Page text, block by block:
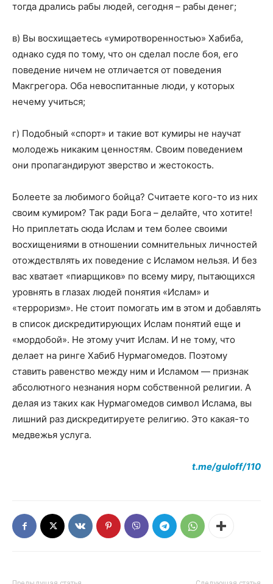
тогда дрались рабы людей, сегодня – рабы денег;
в) Вы восхищаетесь «умиротворенностью» Хабиба,
однако судя по тому, что он сделал после боя, его
поведение ничем не отличается от поведения
Макгрегора. Оба невоспитанные люди, у которых
нечему учиться;
г) Подобный «спорт» и такие вот кумиры не научат
молодежь никаким ценностям. Своим поведением
они пропагандируют зверство и жестокость.
Болеете за любимого бойца? Считаете кого-то из них
своим кумиром? Так ради Бога – делайте, что хотите!
Но приплетать сюда Ислам и тем более своими
восхищениями в отношении сомнительных личностей
отождествлять их поведение с Исламом нельзя. И без
вас хватает «пиарщиков» по всему миру, пытающихся
уровнять в глазах людей понятия «Ислам» и
«терроризм». Не стоит помогать им в этом и добавлять
в список дискредитирующих Ислам понятий еще и
«мордобой». Не этому учит Ислам. И не тому, что
делает на ринге Хабиб Нурмагомедов. Поэтому
ставить равенство между ним и Исламом — признак
абсолютного незнания норм собственной религии. А
делая из таких как Нурмагомедов символ Ислама, вы
лишний раз дискредитируете религию. Это какая-то
медвежья услуга.
t.me/guloff/110